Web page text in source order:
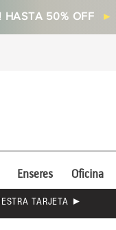
HASTA 50% OFF ►
Enseres Oficina
TARJETA ►